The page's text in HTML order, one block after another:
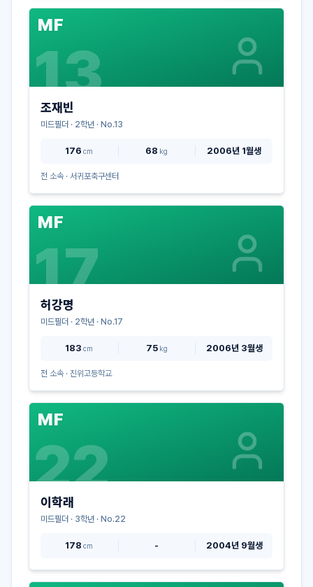
MF
13
조재빈
미드필더 · 2학년 · No.13
176 cm 68 kg 2006년 1월생
전 소속 · 서귀포축구센터
MF
17
허강명
미드필더 · 2학년 · No.17
183 cm 75 kg 2006년 3월생
전 소속 · 진위고등학교
MF
22
이학래
미드필더 · 3학년 · No.22
178 cm - 2004년 9월생